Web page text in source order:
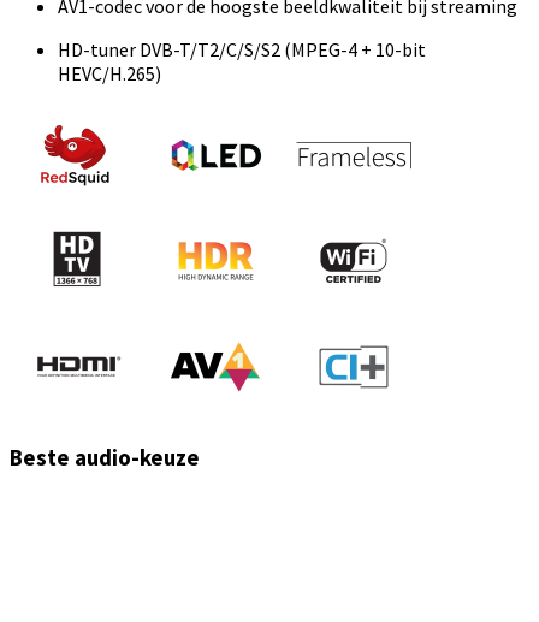
AV1-codec voor de hoogste beeldkwaliteit bij streaming
HD-tuner DVB-T/T2/C/S/S2 (MPEG-4 + 10-bit
HEVC/H.265)
Beste audio-keuze